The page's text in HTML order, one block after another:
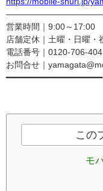
営業時間｜9:00～17:00
店舗定休｜土曜・日曜・
電話番号｜0120-706-404
お問合せ｜
━━━━━━━━━━━━━━━━━━━━
この
モ